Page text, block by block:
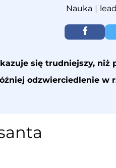
Nauka |
się trudniejszy,
odzwierciedlenie